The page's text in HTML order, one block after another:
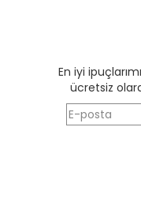
En iyi
ücretsiz